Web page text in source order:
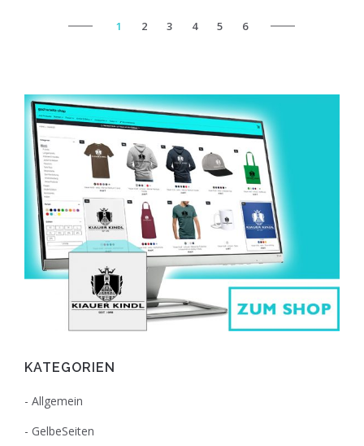
1 2 3 4 5 6
KATEGORIEN
Allgemein
GelbeSeiten